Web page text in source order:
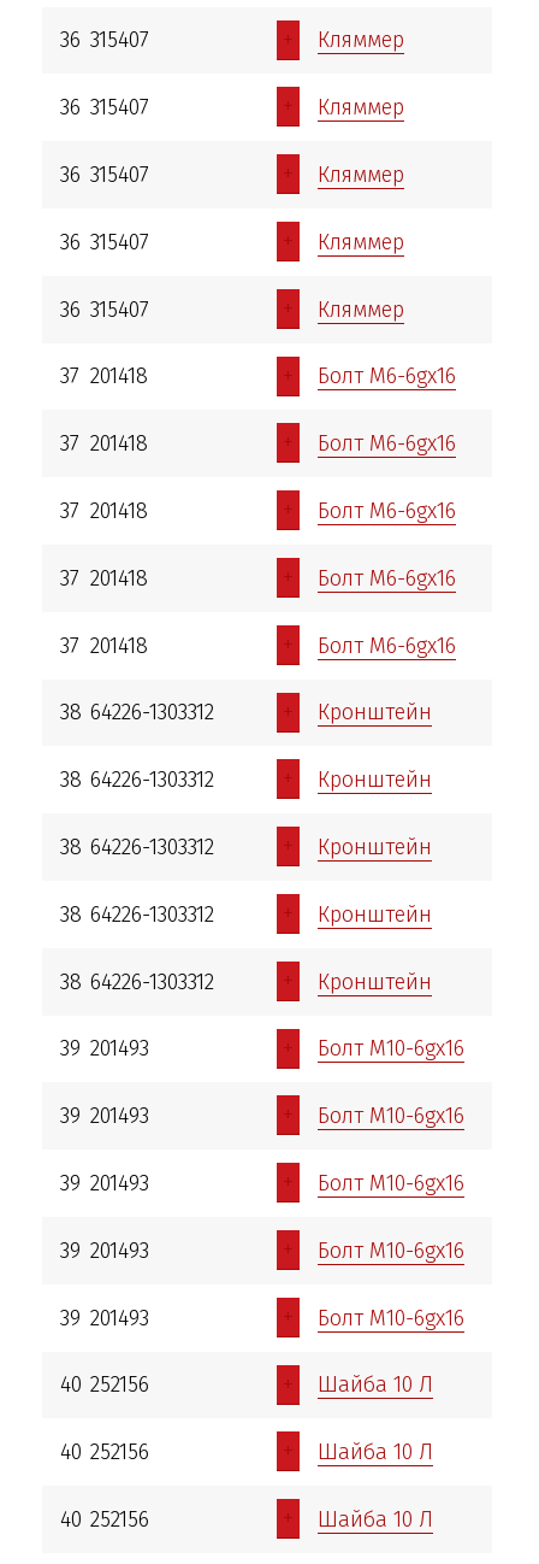
36 315407 + Кляммер
36 315407 + Кляммер
36 315407 + Кляммер
36 315407 + Кляммер
36 315407 + Кляммер
37 201418 + Болт М6-6gх16
37 201418 + Болт М6-6gх16
37 201418 + Болт М6-6gх16
37 201418 + Болт М6-6gх16
37 201418 + Болт М6-6gх16
38 64226-1303312 + Кронштейн
38 64226-1303312 + Кронштейн
38 64226-1303312 + Кронштейн
38 64226-1303312 + Кронштейн
38 64226-1303312 + Кронштейн
39 201493 + Болт М10-6gх16
39 201493 + Болт М10-6gх16
39 201493 + Болт М10-6gх16
39 201493 + Болт М10-6gх16
39 201493 + Болт М10-6gх16
40 252156 + Шайба 10 Л
40 252156 + Шайба 10 Л
40 252156 + Шайба 10 Л